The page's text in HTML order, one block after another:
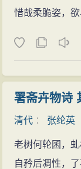
惜哉柔脆姿，
署斋卉物诗
清代 ： 张纶英
老树何轮囷，
自矜后凋性，